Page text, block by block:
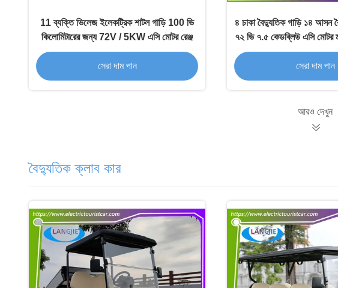
11 ব্যক্তি ভিলেজ ইলেকট্রিক শাটল গাড়ি 100 ভি
কিলোমিটারের জন্য 72V / 5KW এসি মোটর রেঞ্জ
সেরা দাম পান
৪ চাকা বৈদ্যুতিক গাড়ি ১৪ আসন
৭২ ভি ৭.৫ কেডব্লিউ এসি মোটর
ঘন্টা
সেরা দাম পান
আরও দেখুন
বৈদ্যুতিক ক্লাব কার